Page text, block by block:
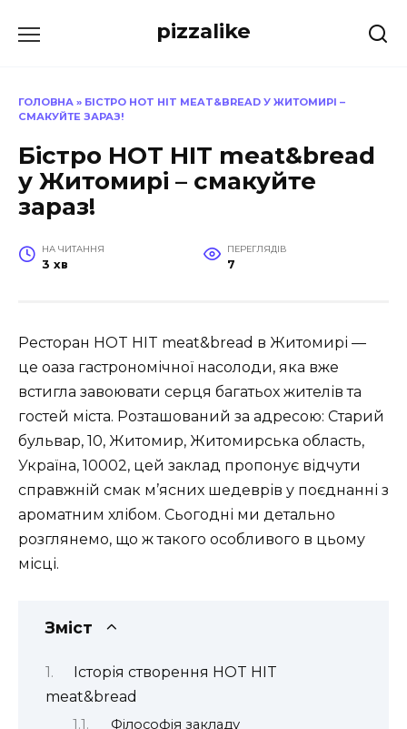
до
pizzalike
ГОЛОВНА » БІСТРО HOT HIT MEAT&BREAD У ЖИТОМИРІ –
СМАКУЙТЕ ЗАРАЗ!
Бістро HOT HIT meat&bread
у Житомирі – смакуйте
зараз!
НА ЧИТАННЯ
3 хв
ПЕРЕГЛЯДІВ
7
Ресторан HOT HIT meat&bread в Житомирі —
це оаза гастрономічної насолоди, яка вже
встигла завоювати серця багатьох жителів та
гостей міста. Розташований за адресою: Старий
бульвар, 10, Житомир, Житомирська область,
Україна, 10002, цей заклад пропонує відчути
справжній смак м’ясних шедеврів у поєднанні з
ароматним хлібом. Сьогодні ми детально
розглянемо, що ж такого особливого в цьому
місці.
Зміст
Історія створення HOT HIT
meat&bread
Філософія закладу